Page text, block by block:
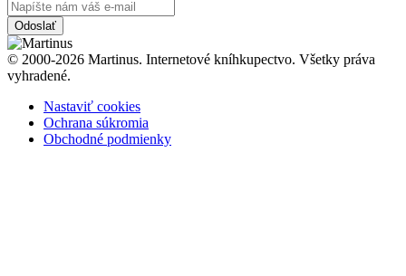
Odoslať
© 2000-2026 Martinus. Internetové kníhkupectvo. Všetky práva
vyhradené.
Nastaviť cookies
Ochrana súkromia
Obchodné podmienky